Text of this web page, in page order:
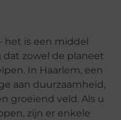
het is een middel
zowel de planeet
In Haarlem, een
aan duurzaamheid,
groeiend veld. Als u
zijn er enkele